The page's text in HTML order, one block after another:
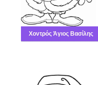
Χοντρός Άγιος Βασίλης